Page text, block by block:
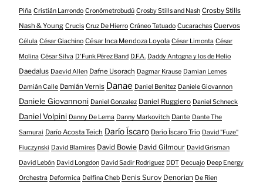
Piña Cristián Larrondo Cronómetrobudú Crosby Stills and Nash Crosby Stills
Nash & Young Crucis Cruz De Hierro Cráneo Tatuado Cucarachas Cuervos
Célula César Giachino César Inca Mendoza Loyola César Limonta César
Molina César Silva D'Funk Pérez Band D.F.A. Daddy Antogna y los de Helio
Daedalus Daevid Allen Dafne Usorach Dagmar Krause Damian Lemes
Damián Calle Damián Vernis Danae Daniel Benitez Daniele Giovannon
Daniele Giovannoni Daniel Gonzalez Daniel Ruggiero Daniel Schneck
Daniel Volpini Danny De Lema Danny Markovitch Dante Dante The
Samurai Darío Acosta Teich Darío Íscaro Darío Íscaro Trío David "Fuze"
Fiuczynski David Blamires David Bowie David Gilmour David Grisman
David Lebón David Longdon David Sadir Rodriguez DDT Decuajo Deep Energy
Orchestra Deformica Delfina Cheb Denis Surov Denorian De Rien